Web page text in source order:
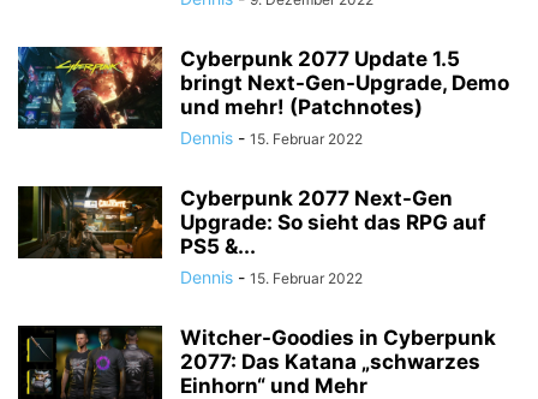
Cyberpunk 2077 Update 1.5
bringt Next-Gen-Upgrade, Demo
und mehr! (Patchnotes)
Dennis - 15. Februar 2022
Cyberpunk 2077 Next-Gen
Upgrade: So sieht das RPG auf
PS5 &...
Dennis - 15. Februar 2022
Witcher-Goodies in Cyberpunk
2077: Das Katana „schwarzes
Einhorn“ und Mehr